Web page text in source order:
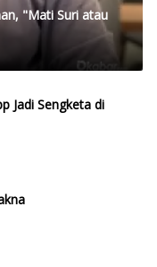
"Mati Suri atau
Jadi Sengketa di